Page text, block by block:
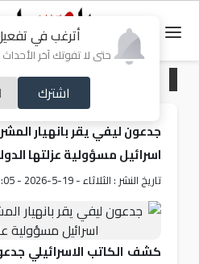
أترغب في
حتى لا تفوتك آخر الأحداث
اشترك
من فلسطين
جدعون ليفي يقر بانهيار
اسرائيل مسؤولية عزلتها
تاريخ النشر : الثلاثاء - 19-5-2026 - 1:05 AM
كشف الكاتب الاسرائيلي